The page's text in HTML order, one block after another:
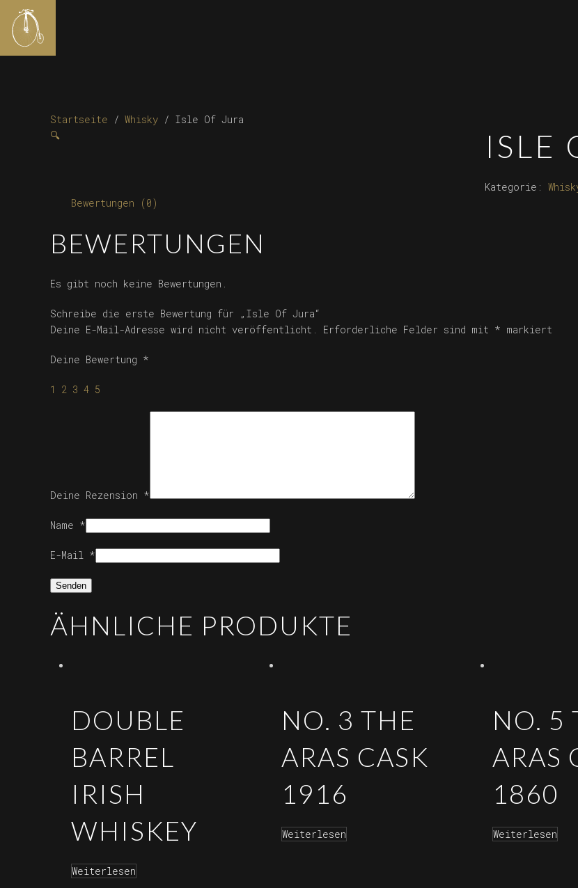
Startseite / Whisky / Isle Of Jura
🔍
ISLE
Kategorie:
Bewertungen (0)
BEWERTUNGEN
Es gibt noch keine Bewertungen.
Schreibe die erste Bewertung für „Isle Of Jura“
Deine E-Mail-Adresse wird nicht veröffentlicht.
Erforderliche Felder sind mit * markiert
Deine Bewertung *
1 2 3 4 5
Deine Rezension *
Name *
E-Mail *
ÄHNLICHE PRODUKTE
DOUBLE
BARREL
IRISH
WHISKEY
Weiterlesen
NO. 3 THE
ARAS CASK
1916
Weiterlesen
NO. 5
ARAS
1860
Weiterlesen